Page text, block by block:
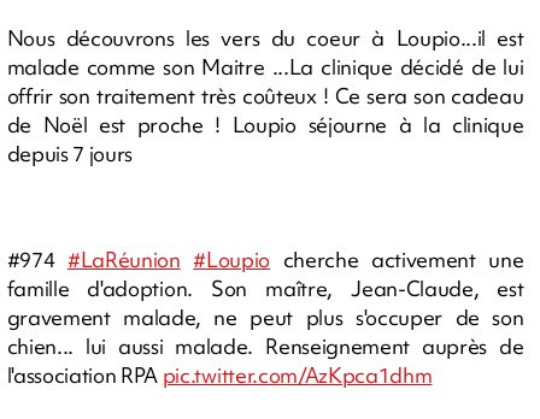
Nous découvrons les vers du coeur à Loupio...il est
malade comme son Maitre ...La clinique décidé de lui
offrir son traitement très coûteux ! Ce sera son cadeau
de Noël est proche ! Loupio séjourne à la clinique
depuis 7 jours
#974 #LaRéunion #Loupio cherche activement une
famille d'adoption. Son maître, Jean-Claude, est
gravement malade, ne peut plus s'occuper de son
chien... lui aussi malade. Renseignement auprès de
l'association RPA pic.twitter.com/AzKpca1dhm